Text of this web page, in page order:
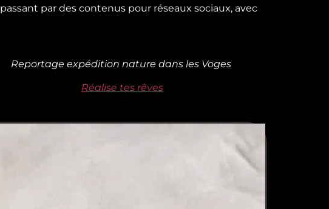
par des contenus pour réseaux sociaux, avec
Reportage expédition nature dans les Voges
Réalise tes rêves